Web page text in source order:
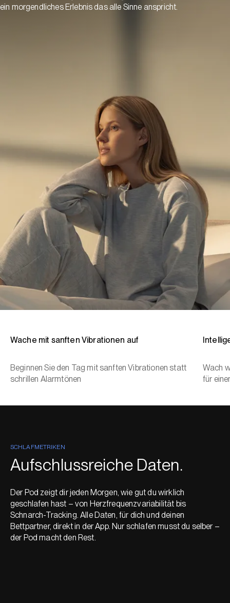
ein morgendliches Erlebnis das alle Sinne anspricht.
Wache mit sanften Vibrationen auf
Beginnen Sie den Tag mit sanften Vibrationen statt
schrillen Alarmtönen
Wach
für
SCHLAFMETRIKEN
Aufschlussreiche Daten.
Der Pod zeigt dir jeden Morgen, wie gut du wirklich
geschlafen hast – von Herzfrequenzvariabilität bis
Schnarch-Tracking. Alle Daten, für dich und deinen
Bettpartner, direkt in der App. Nur schlafen musst du selber –
der Pod macht den Rest.